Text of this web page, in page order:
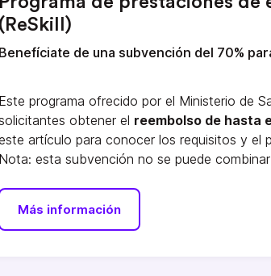
(ReSkill)
Benefíciate de una subvención del 70%
Este programa ofrecido por el Ministerio de
obtener el reembolso de hasta
artículo para conocer los requisitos y el
Nota: esta subvención no se puede
Más información